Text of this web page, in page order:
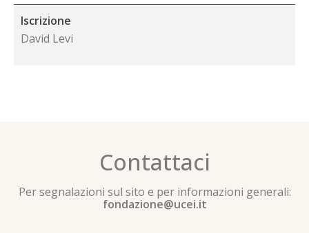
Iscrizione
David Levi
Contattaci
Per segnalazioni sul sito e per informazioni generali:
fondazione@ucei.it